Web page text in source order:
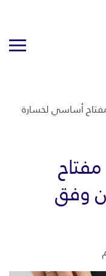
أساسي لخسارة
وفق